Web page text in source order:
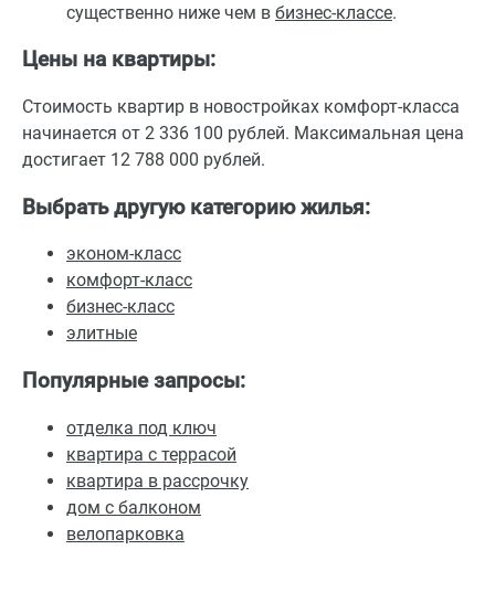
существенно ниже чем в бизнес-классе.
Цены на квартиры:
Стоимость квартир в новостройках комфорт-класса
начинается от 2 336 100 рублей. Максимальная цена
достигает 12 788 000 рублей.
Выбрать другую категорию жилья:
эконом-класс
комфорт-класс
бизнес-класс
элитные
Популярные запросы:
отделка под ключ
квартира с террасой
квартира в рассрочку
дом с балконом
велопарковка